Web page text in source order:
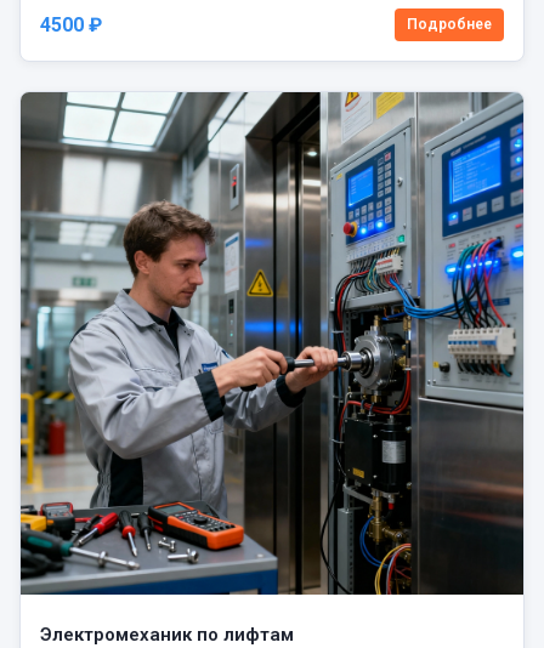
4500 ₽ Подробнее
Электромеханик по лифтам